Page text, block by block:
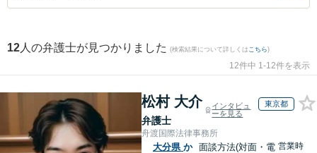
12 人の弁護士が見つかりました (検索結果について詳しくは こちら)
12件中 1-12件を表示
松村 大介
弁護士
インタビュ
ーを見る
東京都
舟渡国際法律事務所
大分県 か 面談方法(対面・電 営業時